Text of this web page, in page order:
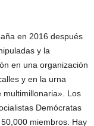
en 2016 después
y la
en una organización
y en la urna
multimillonaria». Los
Demócratas
miembros. Hay